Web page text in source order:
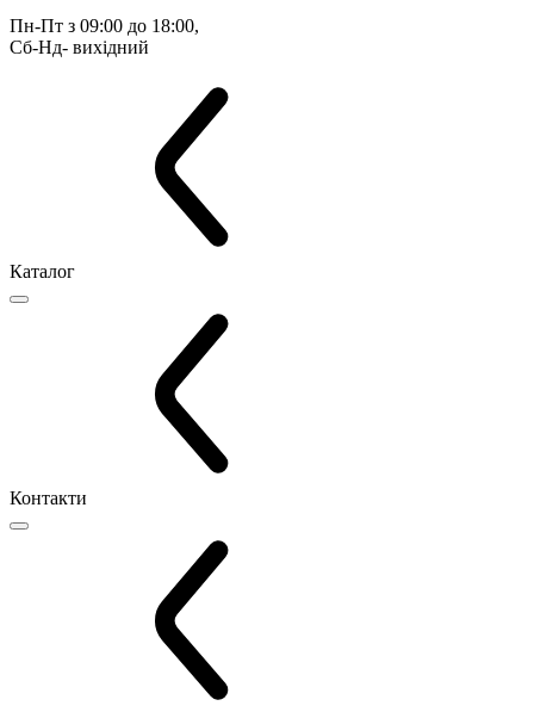
Пн-Пт з 09:00 до 18:00,
Сб-Нд- вихідний
Каталог
Контакти